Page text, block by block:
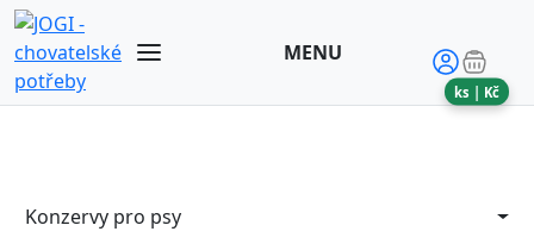
MENU
ks | Kč
Konzervy pro psy